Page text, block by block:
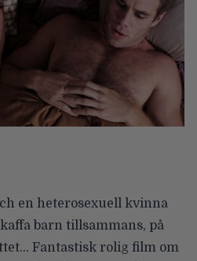
en heterosexuell kvinna
barn tillsammans, på
Fantastisk rolig film om